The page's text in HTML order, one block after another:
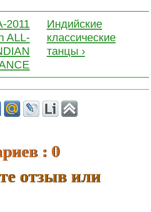
2011
ALL-
Индийские
классические
танцы ›
: 0
отзыв или